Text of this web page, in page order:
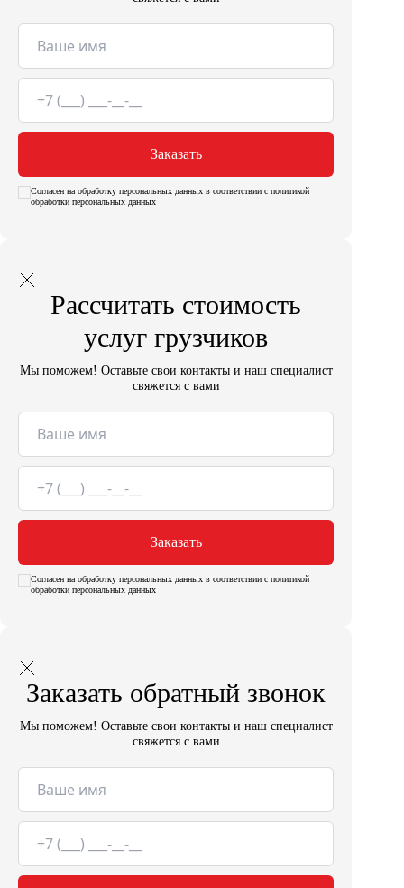
Заказать
Согласен на обработку персональных данных в соответствии с политикой
обработки персональных данных
Рассчитать стоимость
услуг грузчиков
Мы поможем! Оставьте свои контакты и наш специалист
свяжется с вами
Заказать
Согласен на обработку персональных данных в соответствии с политикой
обработки персональных данных
Заказать обратный звонок
Мы поможем! Оставьте свои контакты и наш специалист
свяжется с вами